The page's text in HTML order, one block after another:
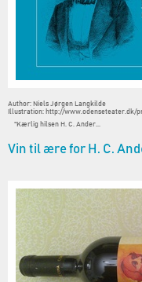
Author: Niels Jørgen Langkilde
Illustration: http://www.odenseteater.dk/
"Kærlig hilsen H. C. Ander...
Vin til ære for H. C.